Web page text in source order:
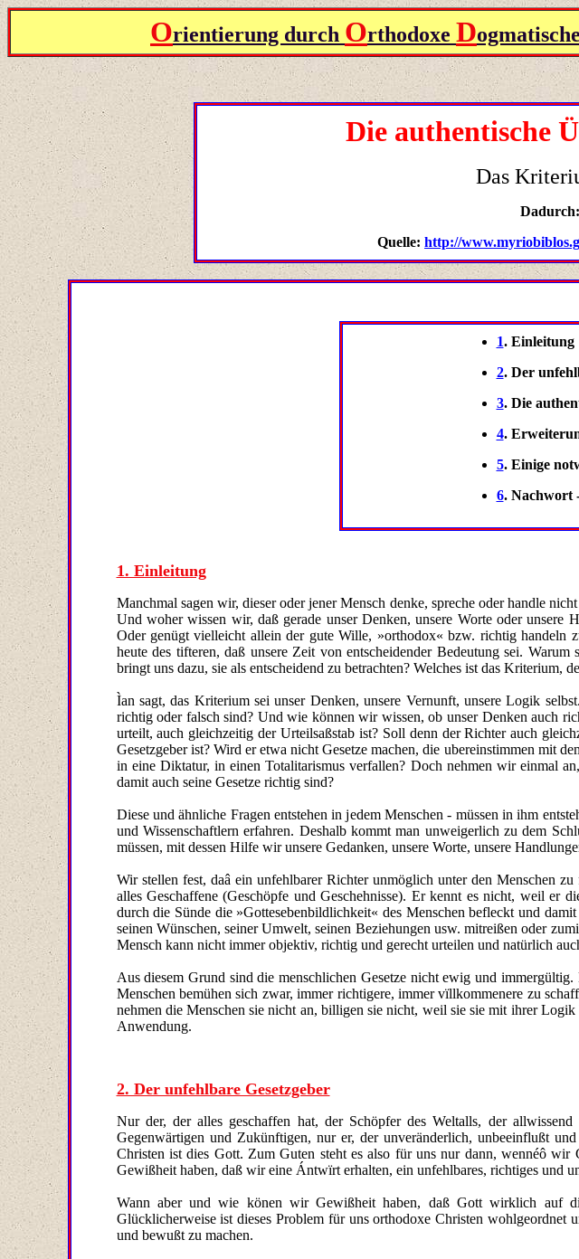
Orientierung durch Orthodoxe Dogmatische
Die authentische
Das
Quelle: http://
1. Einleitung
2. Der
3. Die
4.
5. Einige
6. Nachwort
1. Einleitung
Manchmal sagen wir, dieser oder jener Mensch denke, spreche oder handle
Und woher wissen wir, daß gerade unser Denken, unsere Worte oder
Oder genügt vielleicht allein der gute Wille, »orthodox« bzw. richtig handeln
heute des tifteren, daß unsere Zeit von entscheidender Bedeutung sei.
bringt uns dazu, sie als entscheidend zu betrachten? Welches ist das Kriterium,
Ìan sagt, das Kriterium sei unser Denken, unsere Vernunft, unsere Logik
richtig oder falsch sind? Und wie können wir wissen, ob unser Denken auch
urteilt, auch gleichzeitig der Urteilsaßstab ist? Soll denn der Richter auch
Gesetzgeber ist? Wird er etwa nicht Gesetze machen, die ubereinstimmen mit
in eine Diktatur, in einen Totalitarismus verfallen? Doch nehmen wir einmal
damit auch seine Gesetze richtig sind?
Diese und ähnliche Fragen entstehen in jedem Menschen - müssen in ihm
und Wissenschaftlern erfahren. Deshalb kommt man unweigerlich zu dem
müssen, mit dessen Hilfe wir unsere Gedanken, unsere Worte, unsere
Wir stellen fest, daâ ein unfehlbarer Richter unmöglich unter den Menschen
alles Geschaffene (Geschöpfe und Geschehnisse). Er kennt es nicht, weil er
durch die Sünde die »Gottesebenbildlichkeit« des Menschen befleckt und
seinen Wünschen, seiner Umwelt, seinen Beziehungen usw. mitreißen oder
Mensch kann nicht immer objektiv, richtig und gerecht urteilen und natürlich
Aus diesem Grund sind die menschlichen Gesetze nicht ewig und
Menschen bemühen sich zwar, immer richtigere, immer vïllkommenere zu
nehmen die Menschen sie nicht an, billigen sie nicht, weil sie sie mit ihrer
Anwendung.
2. Der unfehlbare Gesetzgeber
Nur der, der alles geschaffen hat, der Schöpfer des Weltalls, der
Gegenwärtigen und Zukünftigen, nur er, der unveränderlich, unbeeinflußt
Christen ist dies Gott. Zum Guten steht es also für uns nur dann, wennéô
Gewißheit haben, daß wir eine Ántwïrt erhalten, ein unfehlbares, richtiges und
Wann aber und wie könen wir Gewißheit haben, daß Gott wirklich auf
Glücklicherweise ist dieses Problem für uns orthodoxe Christen wohlgeordnet
und bewußt zu machen.